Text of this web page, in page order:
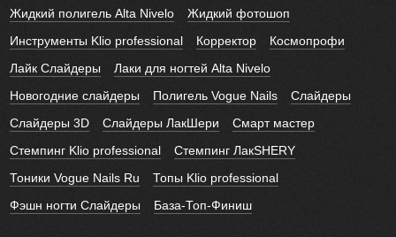
Жидкий полигель Alta Nivelo
Жидкий фотошоп
Инструменты Klio professional
Корректор
Космопрофи
Лайк Слайдеры
Лаки для ногтей Alta Nivelo
Новогодние слайдеры
Полигель Vogue Nails
Слайдеры
Слайдеры 3D
Слайдеры ЛакШери
Смарт мастер
Стемпинг Klio professional
Стемпинг ЛакSHERY
Тоники Vogue Nails Ru
Топы Klio professional
Фэшн ногти Слайдеры
База-Топ-Финиш